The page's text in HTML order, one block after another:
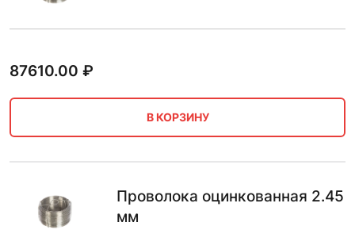
87610.00 ₽
В КОРЗИНУ
Проволока оцинкованная 2.45
мм